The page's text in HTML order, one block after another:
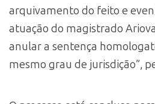
arquivamento do feito e
atuação do magistrado
anular a sentença
mesmo grau de jurisdição”,